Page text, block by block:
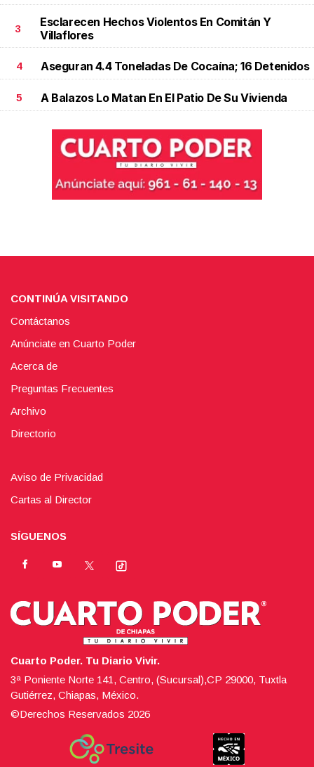
3
Esclarecen Hechos Violentos En Comitán Y
Villaflores
4 Aseguran 4.4 Toneladas De Cocaína; 16 Detenidos
5 A Balazos Lo Matan En El Patio De Su Vivienda
CONTINÚA VISITANDO
Contáctanos
Anúnciate en Cuarto Poder
Acerca de
Preguntas Frecuentes
Archivo
Directorio
Aviso de Privacidad
Cartas al Director
SÍGUENOS
Cuarto Poder. Tu Diario Vivir.
3ª Poniente Norte 141, Centro, (Sucursal),CP 29000, Tuxtla
Gutiérrez, Chiapas, México.
©Derechos Reservados 2026